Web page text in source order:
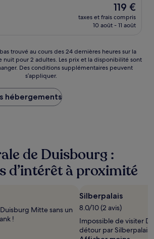
Le
nouveau
prix
119 €
119 €
taxes et frais compris
10 août - 11 août
trouvé au cours des 24 dernières heures sur la
nuit pour 2 adultes. Les prix et la disponibilité sont
Des conditions supplémentaires peuvent
s’appliquer.
hébergements
de Duisbourg :
d’intérêt à proximité
Mitte sans un
!
Silberpalais
8.0/10 (2 avis)
Impossible de visiter
détour par Silberpalais !